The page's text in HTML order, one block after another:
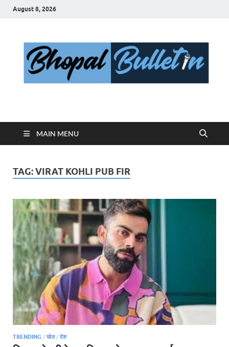
August 8, 2026
Bhopal Bulletin
MAIN MENU
TAG:VIRAT KOHLI PUB FIR
TRENDING / खेल/ देश